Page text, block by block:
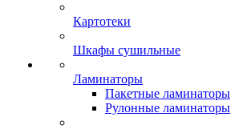
Картотеки
Шкафы сушильные
Ламинаторы
Пакетные ламинаторы
Рулонные ламинаторы